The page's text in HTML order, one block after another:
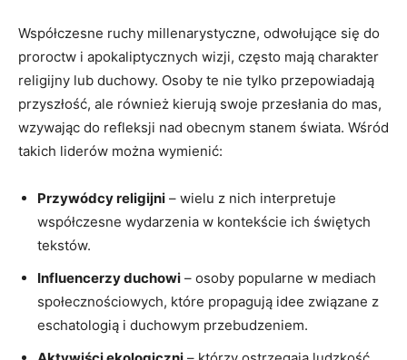
Współczesne⁣ ruchy millenarystyczne,⁢ odwołujące się do
proroctw i apokaliptycznych wizji, ​często mają charakter
religijny lub duchowy. ⁢Osoby te nie tylko przepowiadają​
przyszłość, ale⁢ również⁢ kierują swoje przesłania⁣ do mas,
wzywając do refleksji nad obecnym stanem świata.⁣ Wśród
takich liderów ​można wymienić:
Przywódcy religijni – wielu z nich⁢ interpretuje
współczesne wydarzenia w kontekście ich świętych‌
tekstów.
Influencerzy duchowi –‍ osoby popularne w mediach
społecznościowych, które propagują idee związane z
eschatologią i duchowym przebudzeniem.